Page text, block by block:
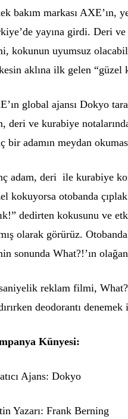
bakım markası AXE’ın,
yayına girdi. Deri
kokunun uyumsuz
aklına ilk gelen “güzel
global ajansı Dokyo
deri ve kurabiye
bir adamın meydan
adam, deri ile kurabiye
kokuyorsa otobanda
dedirten kokusunu ve
olarak görürüz.
sonunda What?!’ın
reklam filmi,
deodorantı
Künyesi:
Ajans: Dokyo
Yazarı: Frank Berning